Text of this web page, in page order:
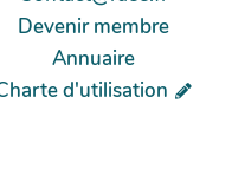
Devenir membre
Annuaire
d'utilisation